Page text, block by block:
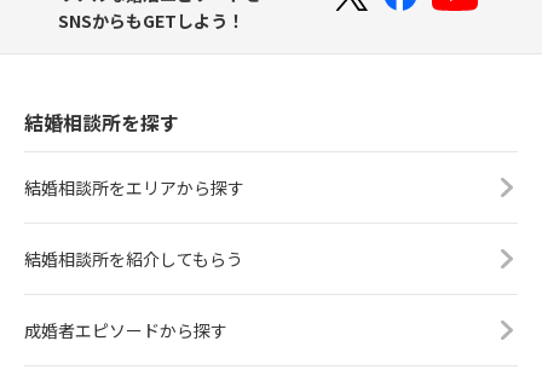
SNSからもGETしよう！
結婚相談所を探す
結婚相談所をエリアから探す
結婚相談所を紹介してもらう
成婚者エピソードから探す